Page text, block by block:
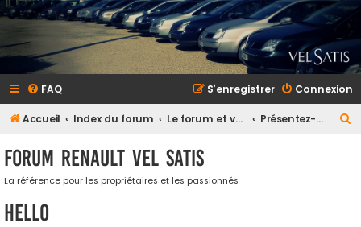
FAQ Connexion
S’enregistrer
Accueil Index du forum Le forum et vous Présentez-vous (et votre Vel Satis)
Forum Renault VEL SATIS
La référence pour les propriétaires et les passionnés
Hello